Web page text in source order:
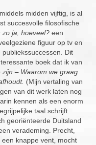
midden vijftig, is al
succesvolle filosofische
zo ja, hoeveel? een
figuur op tv en
Dit
boek dat ik van
– Waarom we graag
(Mijn vertaling van
van dit werk laten nog
kennen als een enorm
taal schrijft.
georiënteerde Duitsland
verademing. Precht,
knappe vent, mocht